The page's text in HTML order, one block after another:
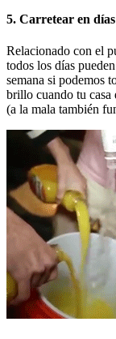
5. Carretear en días
Relacionado con el
todos los días
semana si podemos
brillo cuando tu casa
(a la mala también